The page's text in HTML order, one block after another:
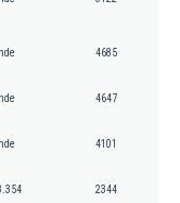
4685
4647
4101
2344